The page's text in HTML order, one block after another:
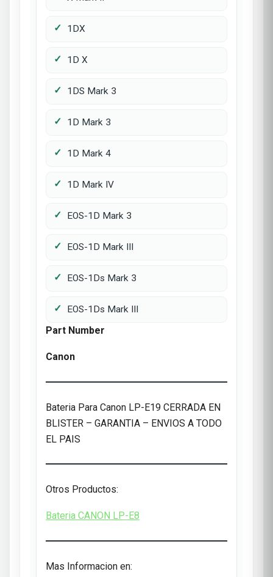
1DX
1D X
1DS Mark 3
1D Mark 3
1D Mark 4
1D Mark IV
EOS-1D Mark 3
EOS-1D Mark III
EOS-1Ds Mark 3
EOS-1Ds Mark III
Part Number
Canon
Bateria Para Canon LP-E19 CERRADA EN
BLISTER – GARANTIA – ENVIOS A TODO
EL PAIS
Otros Productos:
Bateria CANON LP-E8
Mas Informacion en: